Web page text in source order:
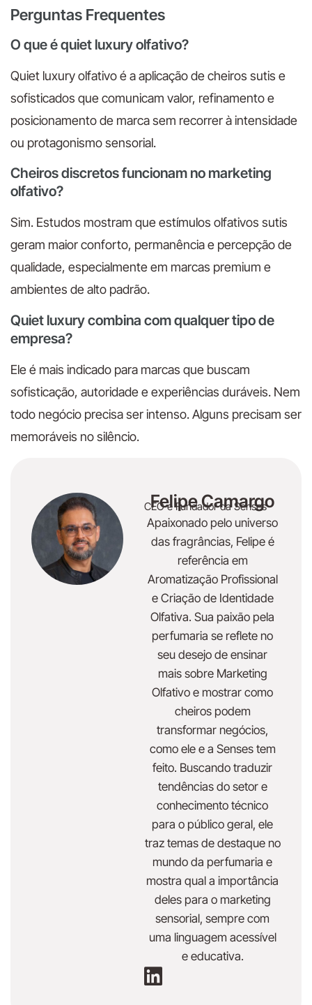
Perguntas Frequentes
O que é quiet luxury olfativo?
Quiet luxury olfativo é a aplicação de cheiros sutis e
sofisticados que comunicam valor, refinamento e
posicionamento de marca sem recorrer à intensidade
ou protagonismo sensorial.
Cheiros discretos funcionam no marketing
olfativo?
Sim. Estudos mostram que estímulos olfativos sutis
geram maior conforto, permanência e percepção de
qualidade, especialmente em marcas premium e
ambientes de alto padrão.
Quiet luxury combina com qualquer tipo de
empresa?
Ele é mais indicado para marcas que buscam
sofisticação, autoridade e experiências duráveis. Nem
todo negócio precisa ser intenso. Alguns precisam ser
memoráveis no silêncio.
Felipe Camargo
CEO e Fundador da Senses
Apaixonado pelo universo
das fragrâncias, Felipe é
referência em
Aromatização Profissional
e Criação de Identidade
Olfativa. Sua paixão pela
perfumaria se reflete no
seu desejo de ensinar
mais sobre Marketing
Olfativo e mostrar como
cheiros podem
transformar negócios,
como ele e a Senses tem
feito. Buscando traduzir
tendências do setor e
conhecimento técnico
para o público geral, ele
traz temas de destaque no
mundo da perfumaria e
mostra qual a importância
deles para o marketing
sensorial, sempre com
uma linguagem acessível
e educativa.